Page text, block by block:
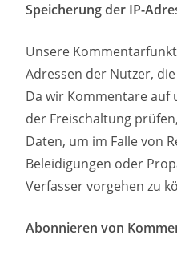
Speicherung der IP-
Unsere
Adressen der Nutzer,
Da wir Kommentare auf
der Freischaltung
Daten, um im Falle von
Beleidigungen oder
Verfasser vorgehen zu
Abonnieren von